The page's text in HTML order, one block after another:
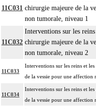
11C031 chirurgie majeure de la
non tumorale, niveau 1
11C032
Interventions sur les
chirurgie majeure de la
non tumorale, niveau 2
11C033
Interventions sur les reins et
de la vessie pour une affection
11C034
Interventions sur les reins et
de la vessie pour une affection